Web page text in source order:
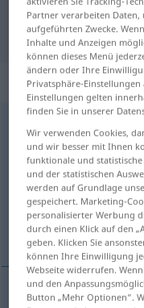
"proclamar"
proclamar [proklaˈmar]
Übersicht aller
(Für mehr Details die
offenbaren,
proklamieren
Partner verarbeiten Daten,
aufgeführten Zwecke.
Inhalte und Anzeigen
können dieses Menü
ändern oder Ihre
Privatsphäre-
Einstellungen gelten
finden Sie in unserer
Wir verwenden Cookies,
und wir besser mit Ihnen
funktionale und
und der statistischen
werden auf Grundlage
gespeichert. Marketing-
personalisierter Werbung
durch einen Klick auf den
geben. Klicken Sie
können Ihre Einwilligung
Webseite widerrufen.
und den
Button „Mehr Optionen“.